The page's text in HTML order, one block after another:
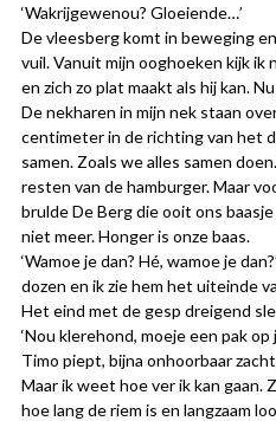
‘Wakrijgewenou? Gloeiende…’
De vleesberg komt in beweging
vuil. Vanuit mijn ooghoeken kijk ik
en zich zo plat maakt als hij kan.
De nekharen in mijn nek staan
centimeter in de richting van het
samen. Zoals we alles samen
resten van de hamburger. Maar
brulde De Berg die ooit ons
niet meer. Honger is onze baas.
‘Wamoe je dan? Hé, wamoe je
dozen en ik zie hem het uiteinde
Het eind met de gesp dreigend
‘Nou klerehond, moeje een pak op
Timo piept, bijna onhoorbaar
Maar ik weet hoe ver ik kan gaan.
hoe lang de riem is en langzaam